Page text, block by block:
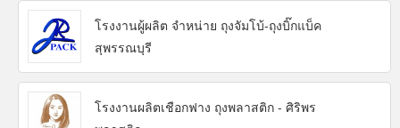
โรงงานผู้ผลิต จำหน่าย ถุงจัมโบ้-ถุงบิ๊กแบ็ค
สุพรรณบุรี
โรงงานผลิตเชือกฟาง ถุงพลาสติก - ศิริพร